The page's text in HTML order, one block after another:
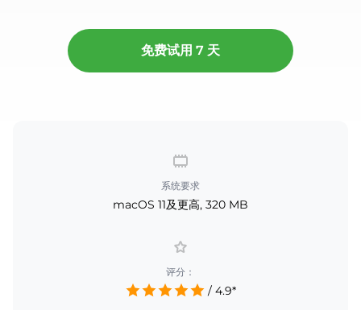
免费试用 7 天
系统要求
macOS 11及更高, 320 MB
评分：
/ 4.9*